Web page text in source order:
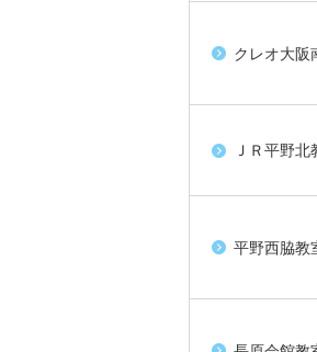
クレオ大阪
ＪＲ平野
平野西脇教